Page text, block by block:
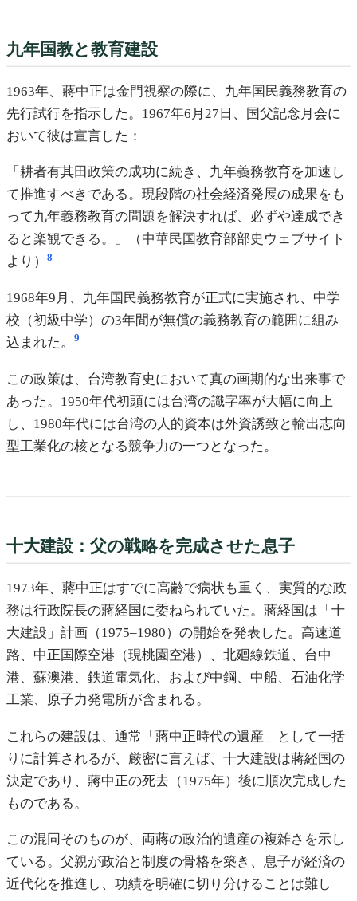
九年国教と教育建設
1963年、蔣中正は金門視察の際に、九年国民義務教育の
先行試行を指示した。1967年6月27日、国父記念月会に
おいて彼は宣言した：
「耕者有其田政策の成功に続き、九年義務教育を加速し
て推進すべきである。現段階の社会経済発展の成果をも
って九年義務教育の問題を解決すれば、必ずや達成でき
ると楽観できる。」（中華民国教育部部史ウェブサイト
より）
8
1968年9月、九年国民義務教育が正式に実施され、中学
校（初級中学）の3年間が無償の義務教育の範囲に組み
込まれた。
9
この政策は、台湾教育史において真の画期的な出来事で
あった。1950年代初頭には台湾の識字率が大幅に向上
し、1980年代には台湾の人的資本は外資誘致と輸出志向
型工業化の核となる競争力の一つとなった。
十大建設：父の戦略を完成させた息子
1973年、蔣中正はすでに高齢で病状も重く、実質的な政
務は行政院長の蔣経国に委ねられていた。蔣経国は「十
大建設」計画（1975–1980）の開始を発表した。高速道
路、中正国際空港（現桃園空港）、北廻線鉄道、台中
港、蘇澳港、鉄道電気化、および中鋼、中船、石油化学
工業、原子力発電所が含まれる。
これらの建設は、通常「蔣中正時代の遺産」として一括
りに計算されるが、厳密に言えば、十大建設は蔣経国の
決定であり、蔣中正の死去（1975年）後に順次完成した
ものである。
この混同そのものが、両蔣の政治的遺産の複雑さを示し
ている。父親が政治と制度の骨格を築き、息子が経済の
近代化を推進し、功績を明確に切り分けることは難し